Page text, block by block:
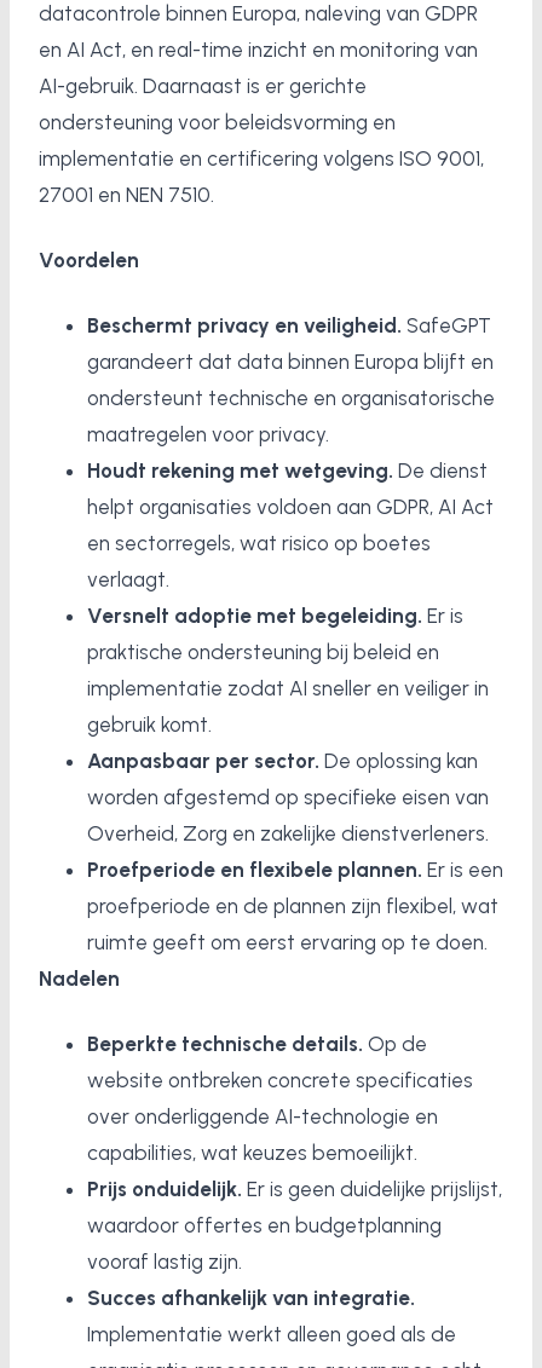
datacontrole binnen Europa, naleving van GDPR
en AI Act, en real-time inzicht en monitoring van
AI-gebruik. Daarnaast is er gerichte
ondersteuning voor beleidsvorming en
implementatie en certificering volgens ISO 9001,
27001 en NEN 7510.
Voordelen
Beschermt privacy en veiligheid. SafeGPT
garandeert dat data binnen Europa blijft en
ondersteunt technische en organisatorische
maatregelen voor privacy.
Houdt rekening met wetgeving. De dienst
helpt organisaties voldoen aan GDPR, AI Act
en sectorregels, wat risico op boetes
verlaagt.
Versnelt adoptie met begeleiding. Er is
praktische ondersteuning bij beleid en
implementatie zodat AI sneller en veiliger in
gebruik komt.
Aanpasbaar per sector. De oplossing kan
worden afgestemd op specifieke eisen van
Overheid, Zorg en zakelijke dienstverleners.
Proefperiode en flexibele plannen. Er is een
proefperiode en de plannen zijn flexibel, wat
ruimte geeft om eerst ervaring op te doen.
Nadelen
Beperkte technische details. Op de
website ontbreken concrete specificaties
over onderliggende AI-technologie en
capabilities, wat keuzes bemoeilijkt.
Prijs onduidelijk. Er is geen duidelijke prijslijst,
waardoor offertes en budgetplanning
vooraf lastig zijn.
Succes afhankelijk van integratie.
Implementatie werkt alleen goed als de